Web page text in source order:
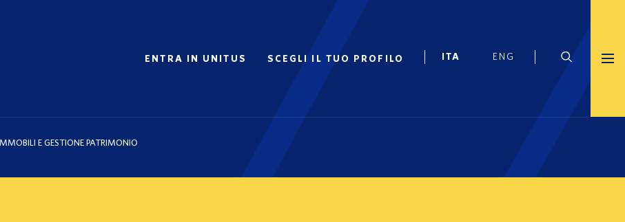
ENTRA IN UNITUS SCEGLI IL TUO PROFILO
E GESTIONE PATRIMONIO